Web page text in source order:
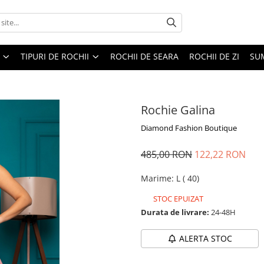
TIPURI DE ROCHII ROCHII DE SEARA ROCHII DE ZI
Rochie Galina
Diamond Fashion Boutique
485,00 RON 122,22 RON
Marime: L ( 40)
STOC EPUIZAT
Durata de livrare: 24-48H
ALERTA STOC